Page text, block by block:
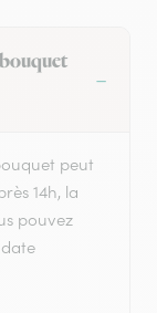
peut
14h, la
pouvez